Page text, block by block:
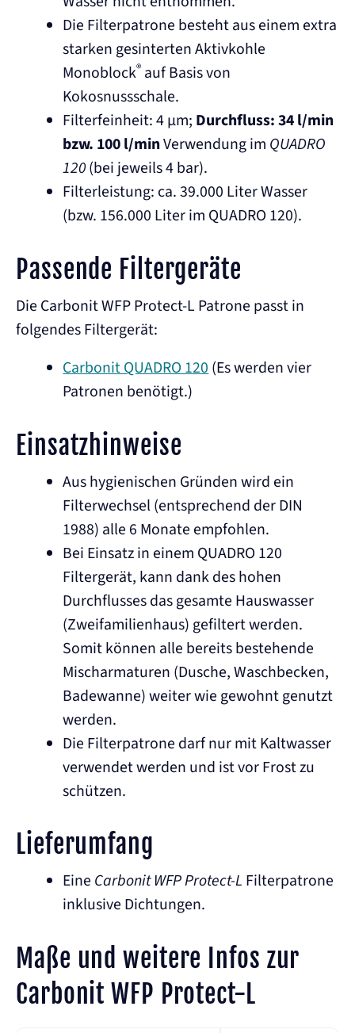
Die Filterpatrone besteht aus einem extra
starken gesinterten Aktivkohle
Monoblock® auf Basis von
Kokosnussschale.
Filterfeinheit: 4 µm; Durchfluss: 34 l/min
bzw. 100 l/minVerwendung im QUADRO
120(bei jeweils 4 bar).
Filterleistung: ca. 39.000 Liter Wasser
(bzw. 156.000 Liter im QUADRO 120).
Passende Filtergeräte
Die Carbonit WFP Protect-L Patrone passt in
folgendes Filtergerät:
Carbonit QUADRO 120(Es werden vier
Patronen benötigt.)
Einsatzhinweise
Aus hygienischen Gründen wird ein
Filterwechsel (entsprechend der DIN
1988) alle 6 Monate empfohlen.
Bei Einsatz in einem QUADRO 120
Filtergerät, kann dank des hohen
Durchflusses das gesamte Hauswasser
(Zweifamilienhaus) gefiltert werden.
Somit können alle bereits bestehende
Mischarmaturen (Dusche, Waschbecken,
Badewanne) weiter wie gewohnt genutzt
werden.
Die Filterpatrone darf nur mit Kaltwasser
verwendet werden und ist vor Frost zu
schützen.
Lieferumfang
Eine Carbonit WFP Protect-L Filterpatrone
inklusive Dichtungen.
Maße und weitere Infos zur
Carbonit WFP Protect-L